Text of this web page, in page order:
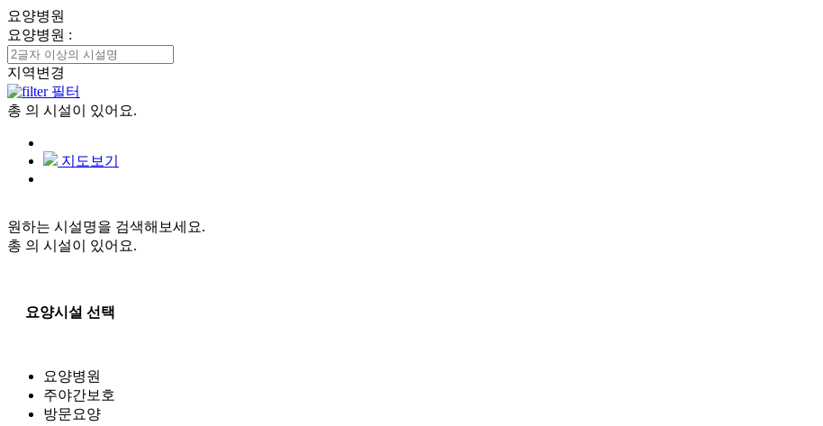
요양병원
요양병원 :
지역변경
필터
총 의 시설이 있어요.
지도보기
원하는 시설명을 검색해보세요.
총 의 시설이 있어요.
요양시설 선택
요양병원
주야간보호
방문요양